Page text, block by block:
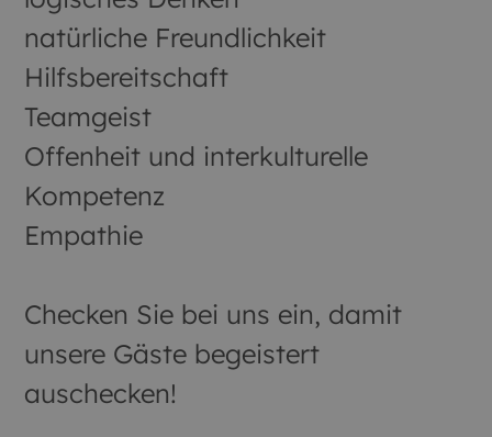
natürliche Freundlichkeit
Hilfsbereitschaft
Teamgeist
Offenheit und interkulturelle
Kompetenz
Empathie
Checken Sie bei uns ein, damit
unsere Gäste begeistert
auschecken!